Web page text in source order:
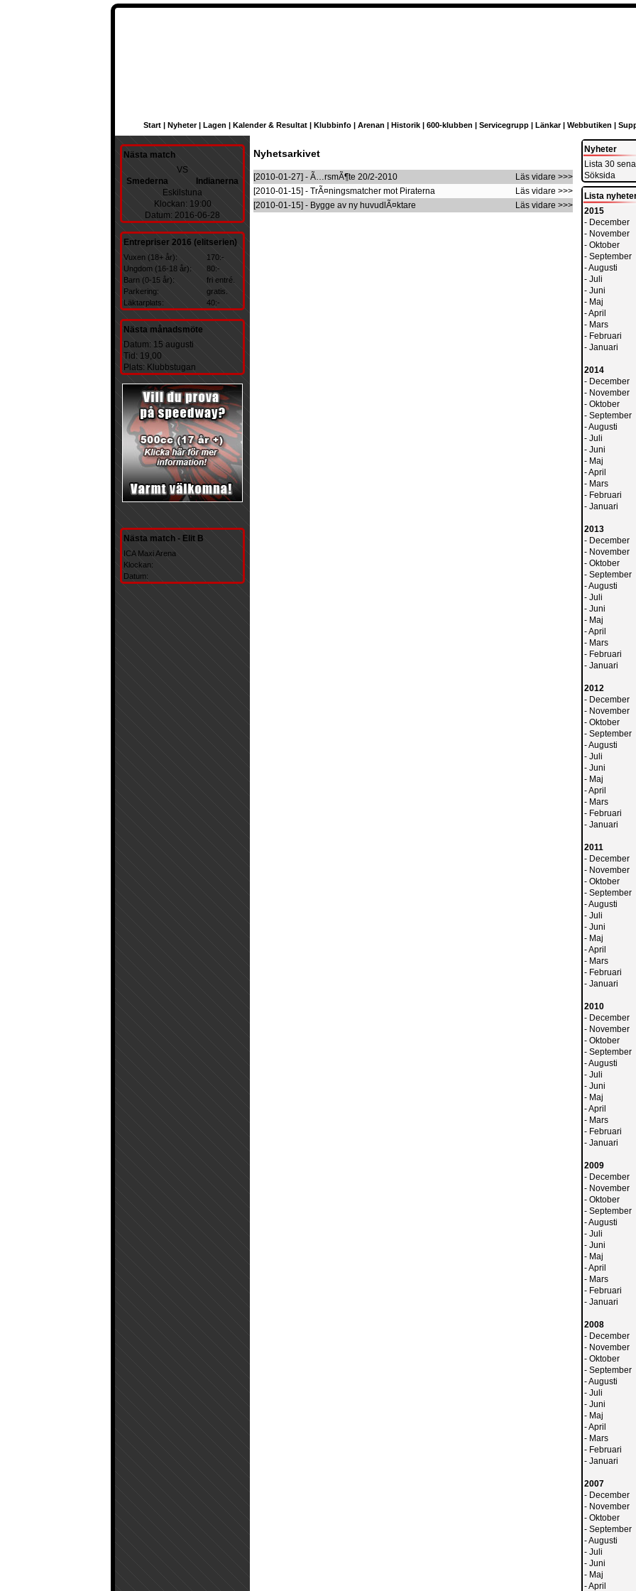
Start | Nyheter| Lagen | Kalender & Resultat | Klubbinfo | Arenan | Historik | 600-klubben | Servicegrupp | Länkar| Webbutiken |
Nästa match
VS
Smederna Indianerna
Eskilstuna
Klockan: 19:00
Datum: 2016-06-28
Entrepriser 2016 (elitserien)
Vuxen (18+ år):
170:-
Ungdom (16-18 år):
80:-
Barn (0-15 år):
fri entré.
Parkering:
gratis.
Läktarplats:
40:-
Nästa månadsmöte
Datum: 15 augusti
Tid: 19,00
Plats: Klubbstugan
Nästa match - Elit B
ICA Maxi Arena
Klockan:
Datum:
Nyhetsarkivet
[2010-01-27] - Ã…rsmÃ¶te 20/2-2010
Läs vidare >>>
[2010-01-15] - TrÃ¤ningsmatcher mot Piraterna
Läs vidare >>>
[2010-01-15] - Bygge av ny huvudlÃ¤ktare
Läs vidare >>>
Nyheter
Lista 30
Söksida
Lista
2015
- December
- November
- Oktober
- September
-Augusti
- Juli
- Juni
- Maj
-April
- Mars
- Februari
- Januari
2014
- December
- November
- Oktober
- September
-Augusti
- Juli
- Juni
- Maj
-April
- Mars
- Februari
- Januari
2013
- December
- November
- Oktober
- September
-Augusti
- Juli
- Juni
- Maj
-April
- Mars
- Februari
- Januari
2012
- December
- November
- Oktober
- September
-Augusti
- Juli
- Juni
- Maj
-April
- Mars
- Februari
- Januari
2011
- December
- November
- Oktober
- September
-Augusti
- Juli
- Juni
- Maj
-April
- Mars
- Februari
- Januari
2010
- December
- November
- Oktober
- September
-Augusti
- Juli
- Juni
- Maj
-April
- Mars
- Februari
- Januari
2009
- December
- November
- Oktober
- September
-Augusti
- Juli
- Juni
- Maj
-April
- Mars
- Februari
- Januari
2008
- December
- November
- Oktober
- September
-Augusti
- Juli
- Juni
- Maj
-April
- Mars
- Februari
- Januari
2007
- December
- November
- Oktober
- September
-Augusti
- Juli
- Juni
- Maj
-April